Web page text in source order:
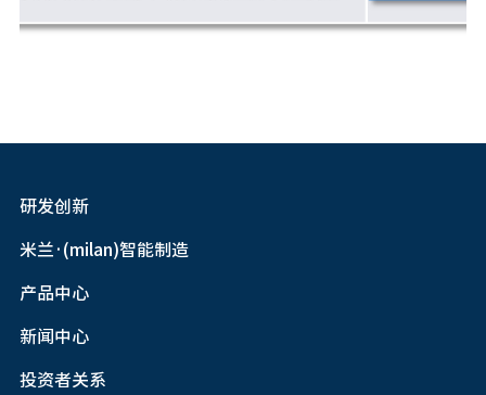
研发创新
米兰·(milan)智能制造
产品中心
新闻中心
投资者关系